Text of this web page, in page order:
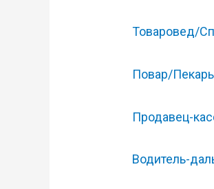
Товаровед/
Повар/
Продавец-
Водитель-